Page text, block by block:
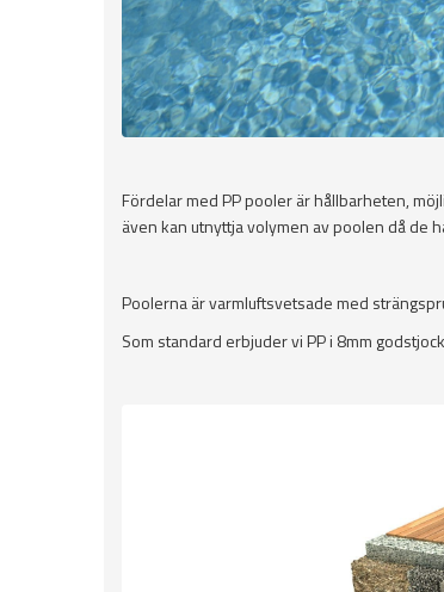
Fördelar med PP pooler är hållbarheten,
även kan utnyttja volymen av poolen då de
Poolerna är varmluftsvetsade med
Som standard erbjuder vi PP i 8mm